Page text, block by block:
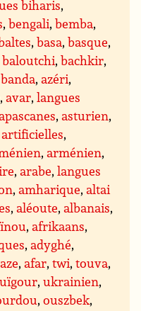
biharis,
,bengali,bemba,
,basa,basque,
baloutchi,bachkir,
,azéri,
,avar,langues
,asturien,
,
,arménien,
,arabe,langues
,amharique,altai
,aléoute,albanais,
,afrikaans,
,adyghé,
,afar,twi,touva,
,ukrainien,
,ouszbek,